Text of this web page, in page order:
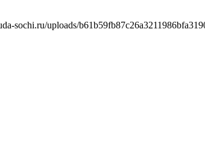
sochi.ru/uploads/